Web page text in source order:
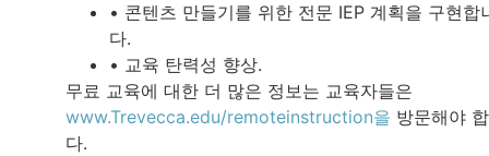
• 콘텐츠 만들기를 위한 전문 IEP 계획을 구현합
다.
• 교육 탄력성 향상.
무료 교육에 대한 더 많은 정보는 교육자들은
www.Trevecca.edu/remoteinstruction을 방문해야
다.